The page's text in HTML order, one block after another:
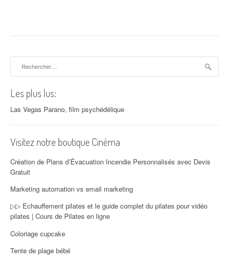
Les plus lus:
Las Vegas Parano, film psychédélique
Visitez notre boutique Cinéma
Création de Plans d’Évacuation Incendie Personnalisés avec Devis
Gratuit
Marketing automation vs email marketing
▷▷ Echauffement pilates et le guide complet du pilates pour vidéo
pilates | Cours de Pilates en ligne
Coloriage cupcake
Tente de plage bébé